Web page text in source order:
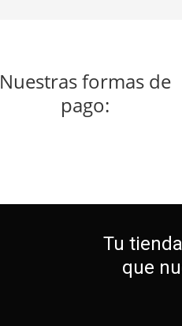
Nuestras formas de
pago:
Tu
que